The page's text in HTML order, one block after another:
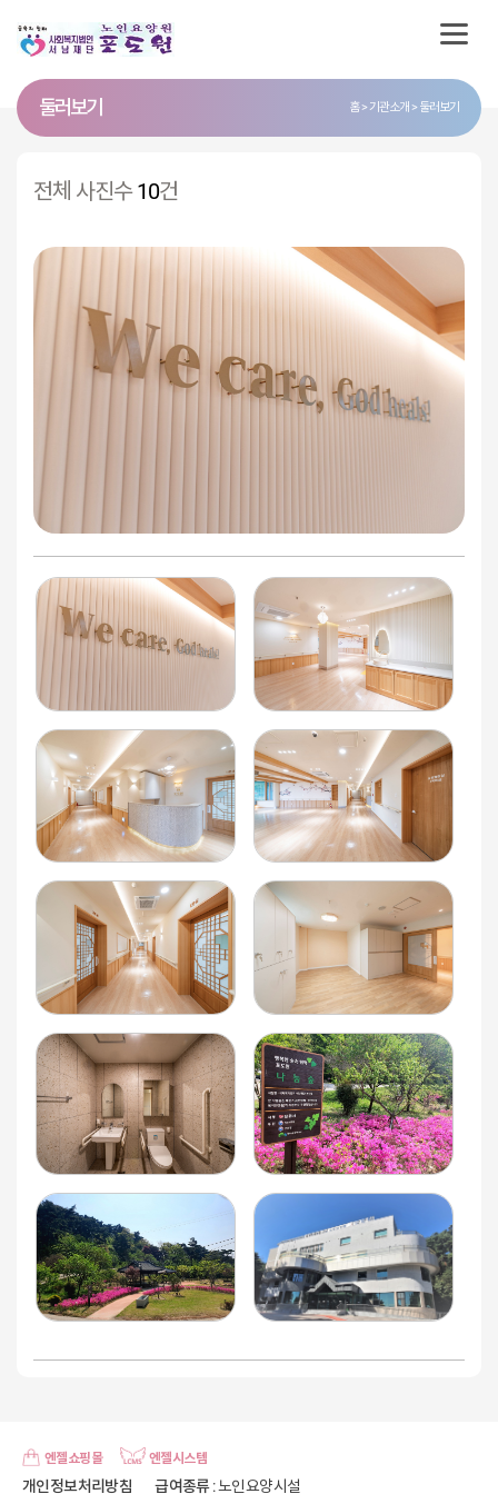
둘러보기 홈 기관소개 둘러보기
전체 사진수10건
엔젤쇼핑몰 엔젤시스템
개인정보처리방침 급여종류: 노인요양시설